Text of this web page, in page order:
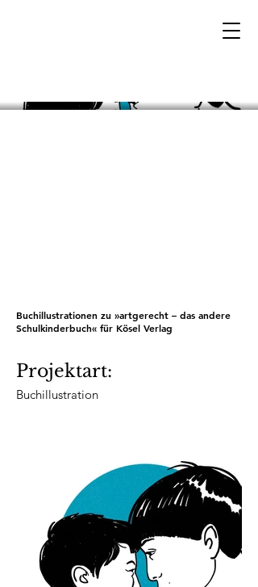
Buchillustrationen zu »artgerecht – das andere
Schulkinderbuch« für Kösel Verlag
Projektart:
Buchillustration